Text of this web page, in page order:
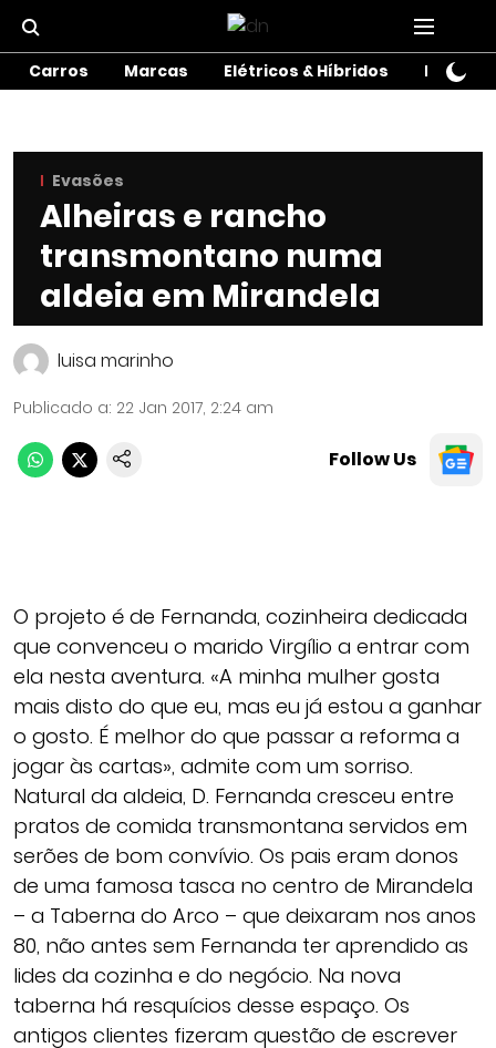
Carros Marcas Elétricos & Híbridos Motos
Evasões
Alheiras e rancho
transmontano numa
aldeia em Mirandela
luisa marinho
Publicado a: 22 Jan 2017, 2:24 am
Follow Us
O projeto é de Fernanda, cozinheira dedicada
que convenceu o marido Virgílio a entrar com
ela nesta aventura. «A minha mulher gosta
mais disto do que eu, mas eu já estou a ganhar
o gosto. É melhor do que passar a reforma a
jogar às cartas», admite com um sorriso.
Natural da aldeia, D. Fernanda cresceu entre
pratos de comida transmontana servidos em
serões de bom convívio. Os pais eram donos
de uma famosa tasca no centro de Mirandela
– a Taberna do Arco – que deixaram nos anos
80, não antes sem Fernanda ter aprendido as
lides da cozinha e do negócio. Na nova
taberna há resquícios desse espaço. Os
antigos clientes fizeram questão de escrever